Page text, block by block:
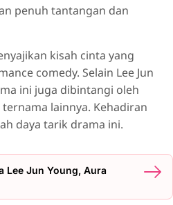
penuh tantangan dan
kisah cinta yang
comedy. Selain Lee Jun
ini juga dibintangi oleh
lainnya. Kehadiran
daya tarik drama ini.
Lee Jun Young, Aura